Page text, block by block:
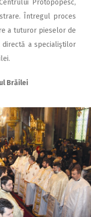
Protopopesc,
Întregul proces
a tuturor pieselor de
a specialiştilor
Brăilei